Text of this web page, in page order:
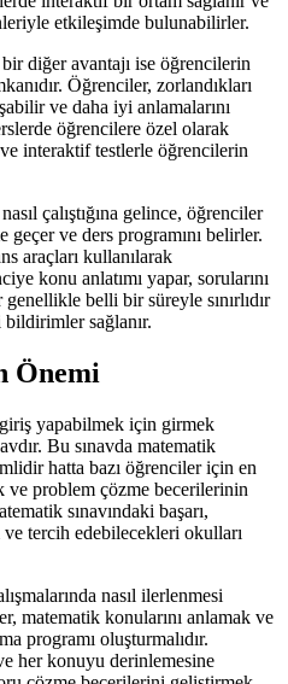
etkileşimde bulunabilirler.
diğer avantajı ise öğrencilerin
Öğrenciler, zorlandıkları
ve daha iyi anlamalarını
öğrencilere özel olarak
interaktif testlerle öğrencilerin
çalıştığına gelince, öğrenciler
ve ders programını belirler.
araçları kullanılarak
konu anlatımı yapar, sorularını
belli bir süreyle sınırlıdır
sağlanır.
Önemi
yapabilmek için girmek
Bu sınavda matematik
hatta bazı öğrenciler için en
ve problem çözme becerilerinin
sınavındaki başarı,
ve tercih edebilecekleri okulları
nasıl ilerlenmesi
matematik konularını anlamak ve
programı oluşturmalıdır.
her konuyu derinlemesine